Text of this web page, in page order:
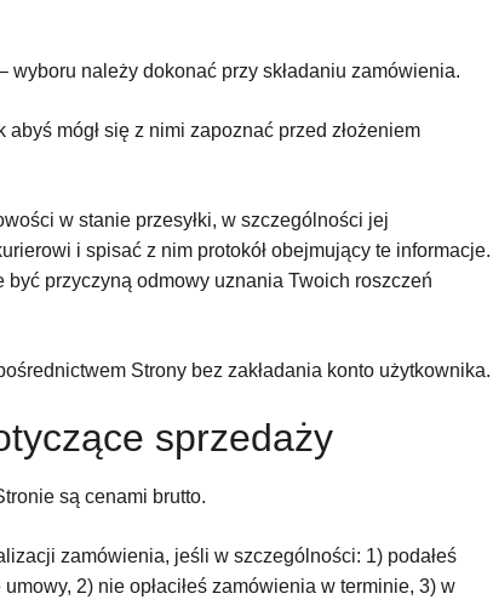
należy dokonać przy składaniu zamówienia.
mógł się z nimi zapoznać przed złożeniem
w stanie przesyłki, w szczególności jej
i spisać z nim protokół obejmujący te informacje.
przyczyną odmowy uznania Twoich roszczeń
Strony bez zakładania konto użytkownika.
sprzedaży
są cenami brutto.
zamówienia, jeśli w szczególności: 1) podałeś
2) nie opłaciłeś zamówienia w terminie, 3) w